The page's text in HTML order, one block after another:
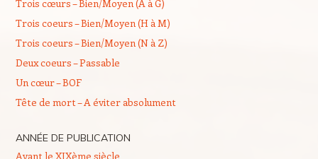
Trois cœurs – Bien/Moyen (A à G)
Trois coeurs – Bien/Moyen (H à M)
Trois coeurs – Bien/Moyen (N à Z)
Deux coeurs – Passable
Un cœur – BOF
Tête de mort – A éviter absolument
ANNÉE DE PUBLICATION
Avant le XIXème siècle